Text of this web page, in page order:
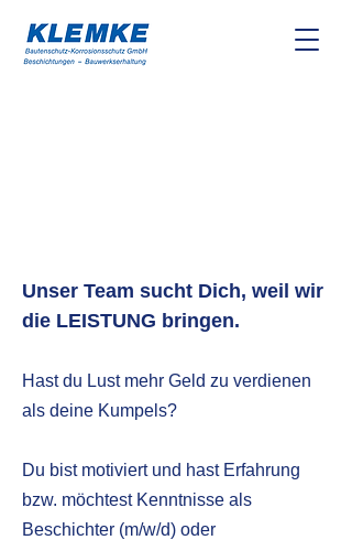
Unser Team sucht Dich, weil wir
die LEISTUNG bringen.
Hast du Lust mehr Geld zu verdienen
als deine Kumpels?
Du bist motiviert und hast Erfahrung
bzw. möchtest Kenntnisse als
Beschichter (m/w/d) oder